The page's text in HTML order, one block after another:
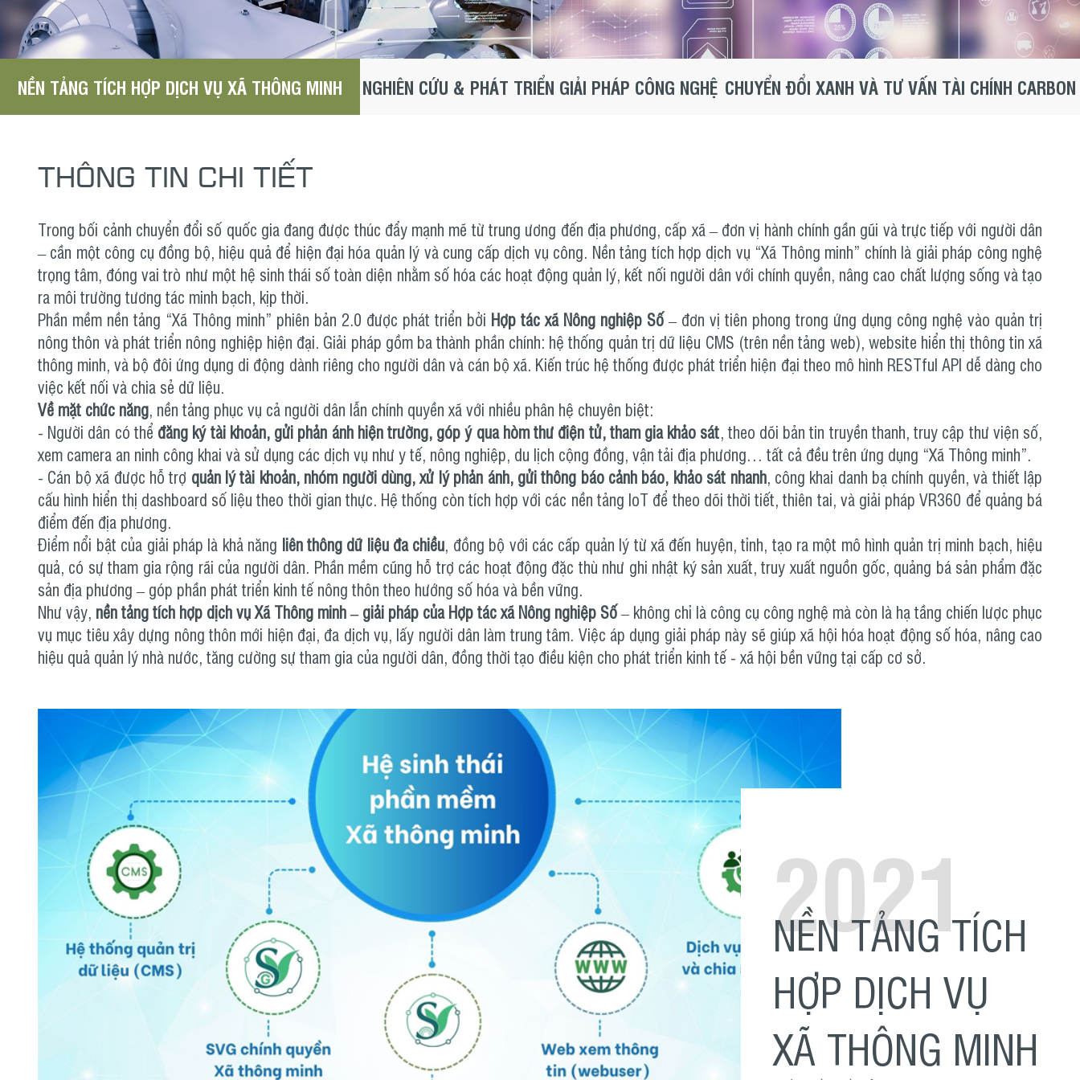
NỀN TẢNG TÍCH HỢP DỊCH VỤ XÃ THÔNG MINH NGHIÊN CỨU & PHÁT TRIỂN GIẢI PHÁP CÔNG NGHỆ CHUYỂN ĐỔI XANH VÀ TƯ VẤN TÀI CHÍNH CARBON
THÔNG TIN CHI TIẾT
Trong bối cảnh chuyển đổi số quốc gia đang được thúc đẩy mạnh mẽ từ trung ương đến địa phương, cấp xã – đơn vị hành chính gần gũi và trực tiếp với người dân
– cần một công cụ đồng bộ, hiệu quả để hiện đại hóa quản lý và cung cấp dịch vụ công. Nền tảng tích hợp dịch vụ “Xã Thông minh” chính là giải pháp công nghệ
trọng tâm, đóng vai trò như một hệ sinh thái số toàn diện nhằm số hóa các hoạt động quản lý, kết nối người dân với chính quyền, nâng cao chất lượng sống và tạo
ra môi trường tương tác minh bạch, kịp thời.
Phần mềm nền tảng “Xã Thông minh” phiên bản 2.0 được phát triển bởi Hợp tác xã Nông nghiệp Số– đơn vị tiên phong trong ứng dụng công nghệ vào quản trị
nông thôn và phát triển nông nghiệp hiện đại. Giải pháp gồm ba thành phần chính: hệ thống quản trị dữ liệu CMS (trên nền tảng web), website hiển thị thông tin xã
thông minh, và bộ đôi ứng dụng di động dành riêng cho người dân và cán bộ xã. Kiến trúc hệ thống được phát triển hiện đại theo mô hình RESTful API dễ dàng cho
việc kết nối và chia sẻ dữ liệu.
Về mặt chức năng, nền tảng phục vụ cả người dân lẫn chính quyền xã với nhiều phân hệ chuyên biệt:
- Người dân có thể đăng ký tài khoản, gửi phản ánh hiện trường, góp ý qua hòm thư điện tử, tham gia khảo sát, theo dõi bản tin truyền thanh, truy cập thư viện số,
xem camera an ninh công khai và sử dụng các dịch vụ như y tế, nông nghiệp, du lịch cộng đồng, vận tải địa phương… tất cả đều trên ứng dụng “Xã Thông minh”.
- Cán bộ xã được hỗ trợ quản lý tài khoản, nhóm người dùng, xử lý phản ánh, gửi thông báo cảnh báo, khảo sát nhanh, công khai danh bạ chính quyền, và thiết lập
cấu hình hiển thị dashboard số liệu theo thời gian thực. Hệ thống còn tích hợp với các nền tảng IoT để theo dõi thời tiết, thiên tai, và giải pháp VR360 để quảng bá
điểm đến địa phương.
Điểm nổi bật của giải pháp là khả năng liên thông dữ liệu đa chiều, đồng bộ với các cấp quản lý từ xã đến huyện, tỉnh, tạo ra một mô hình quản trị minh bạch, hiệu
quả, có sự tham gia rộng rãi của người dân. Phần mềm cũng hỗ trợ các hoạt động đặc thù như ghi nhật ký sản xuất, truy xuất nguồn gốc, quảng bá sản phẩm đặc
sản địa phương – góp phần phát triển kinh tế nông thôn theo hướng số hóa và bền vững.
Như vậy, nền tảng tích hợp dịch vụ Xã Thông minh – giải pháp của Hợp tác xã Nông nghiệp Số– không chỉ là công cụ công nghệ mà còn là hạ tầng chiến lược phục
vụ mục tiêu xây dựng nông thôn mới hiện đại, đa dịch vụ, lấy người dân làm trung tâm. Việc áp dụng giải pháp này sẽ giúp xã hội hóa hoạt động số hóa, nâng cao
hiệu quả quản lý nhà nước, tăng cường sự tham gia của người dân, đồng thời tạo điều kiện cho phát triển kinh tế - xã hội bền vững tại cấp cơ sở.
2021
NỀN TẢNG TÍCH
HỢP DỊCH VỤ
XÃ THÔNG MINH